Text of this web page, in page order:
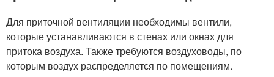
Для приточной вентиляции необходимы вентили,
которые устанавливаются в стенах или окнах для
притока воздуха. Также требуются воздуховоды, по
которым воздух распределяется по помещениям.